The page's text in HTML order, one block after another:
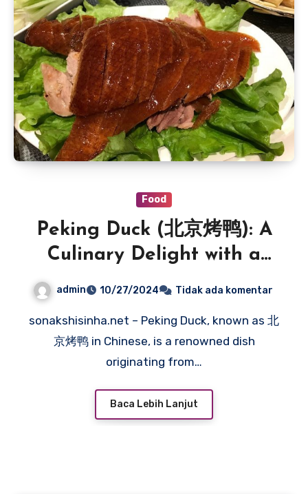
Food
Peking Duck (北京烤鸭): A
Culinary Delight with a
admin 10/27/2024 Tidak ada komentar
sonakshisinha.net – Peking Duck, known as 北
京烤鸭 in Chinese, is a renowned dish
originating from…
Baca Lebih Lanjut